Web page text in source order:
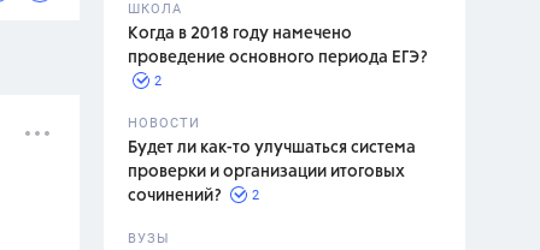
ШКОЛА
Когда в 2018 году намечено
проведение основного периода ЕГЭ?
2
НОВОСТИ
Будет ли как-то улучшаться система
проверки и организации итоговых
сочинений?
2
ВУЗЫ